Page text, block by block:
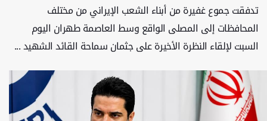
تدفقت جموع غفيرة من أبناء الشعب الإيراني من مختلف
المحافظات إلى المصلى الواقع وسط العاصمة طهران اليوم
السبت لإلقاء النظرة الأخيرة على جثمان سماحة القائد الشهيد ...